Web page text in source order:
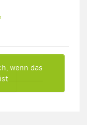
wenn das